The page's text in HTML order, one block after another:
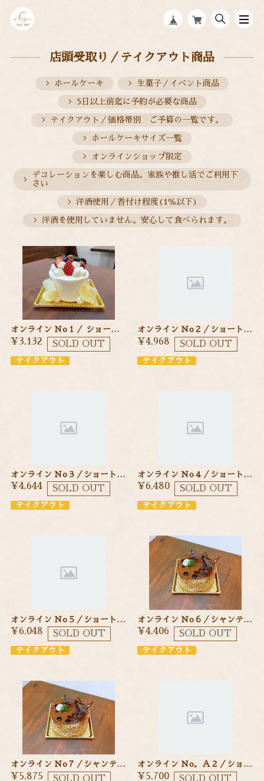
店頭受取り／テイクアウト商品
ホールケーキ 生菓子／イベント商品
5日以上前迄に予約が必要な商品
テイクアウト／価格帯別 ご予算の一覧です。
ホールケーキサイズ一覧
オンラインショップ限定
デコレーションを楽しむ商品。家族や推し活でご利用下
さい
洋酒使用／香付け程度(1％以下)
洋酒を使用していません。安心して食べられます。
オンライン Ｎo１／ ショートケーキ ９cm 季節のフルーツを使ったショートケーキ
¥3,132 SOLD OUT
テイクアウト
オンライン Ｎo２／ショートケーキ １２cm 季節のフルーツを使ったショートケーキ
¥4,968 SOLD OUT
テイクアウト
オンライン Ｎo３／ショートケーキ １２cm 季節のフルーツを使ったショートケーキ
¥4,644 SOLD OUT
テイクアウト
オンライン Ｎo４／ショートケーキ １５cm 季節のフルーツを使ったショートケーキ
¥6,480 SOLD OUT
テイクアウト
オンライン Ｎo５／ショートケーキ １５cm 季節のフルーツを使ったショートケーキ
¥6,048 SOLD OUT
テイクアウト
オンライン Ｎo６／シャンティ・ショコラ １２cm チョコ生クリームのケーキ
¥4,406 SOLD OUT
テイクアウト
オンライン Ｎo７／シャンティ・ショコラ １５cm チョコ生クリームのケーキ
¥5,875 SOLD OUT
オンライン Ｎo．Ａ２／ショートケーキ １５cm 季節のフルーツを使ったショートケーキ
¥5,700 SOLD OUT